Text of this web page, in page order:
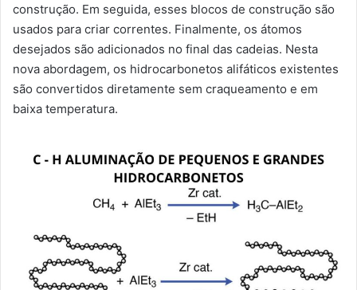
construção. Em seguida, esses blocos de construção são
usados ​​para criar correntes. Finalmente, os átomos
desejados são adicionados no final das cadeias. Nesta
nova abordagem, os hidrocarbonetos alifáticos existentes
são convertidos diretamente sem craqueamento e em
baixa temperatura.